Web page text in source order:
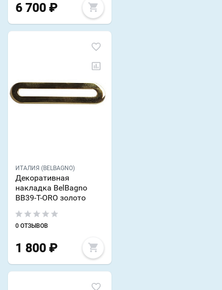
6 700 ₽
ИТАЛИЯ (BELBAGNO)
Декоративная
накладка BelBagno
BB39-T-ORO золото
0 ОТЗЫВОВ
1 800 ₽